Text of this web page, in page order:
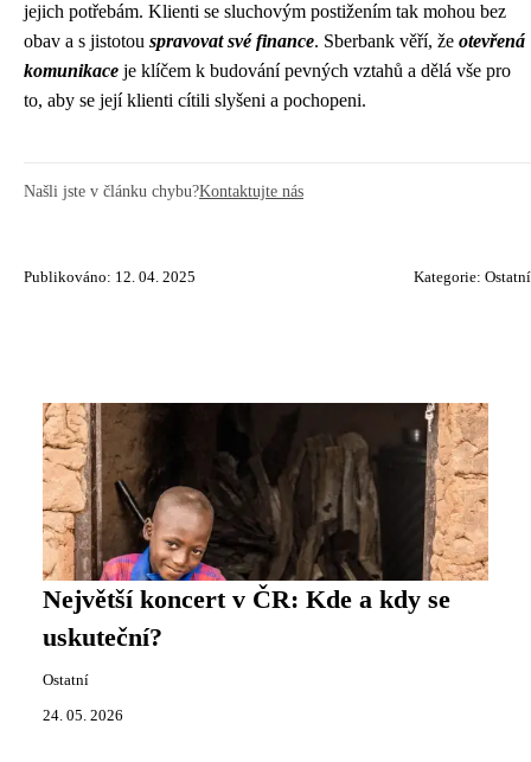
jejich potřebám. Klienti se sluchovým postižením tak mohou bez
obav a s jistotou spravovat své finance. Sberbank věří, že otevřená
komunikace je klíčem k budování pevných vztahů a dělá vše pro
to, aby se její klienti cítili slyšeni a pochopeni.
Našli jste v článku chybu?Kontaktujte nás
Publikováno: 12. 04. 2025 Kategorie: Ostatní
Největší koncert v ČR: Kde a kdy se
uskuteční?
Ostatní
24. 05. 2026